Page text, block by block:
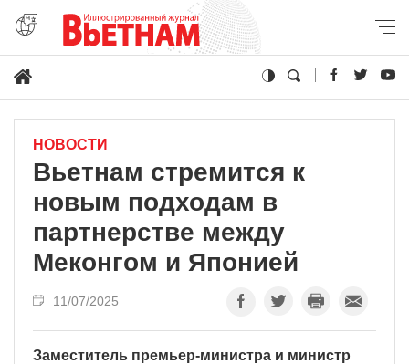
НОВОСТИ
Вьетнам стремится к
новым подходам в
партнерстве между
Меконгом и Японией
11/07/2025
Заместитель премьер-министра и министр